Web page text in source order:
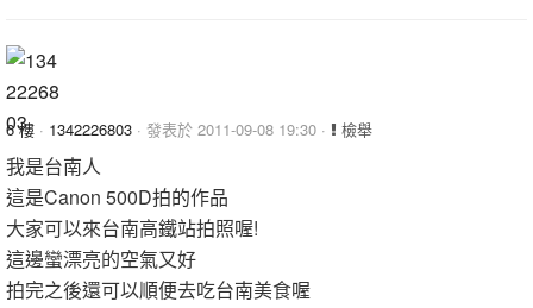
6 樓 · 1342226803 · 發表於 2011-09-08 19:30 · 檢舉
我是台南人
這是Canon 500D拍的作品
大家可以來台南高鐵站拍照喔!
這邊蠻漂亮的空氣又好
拍完之後還可以順便去吃台南美食喔